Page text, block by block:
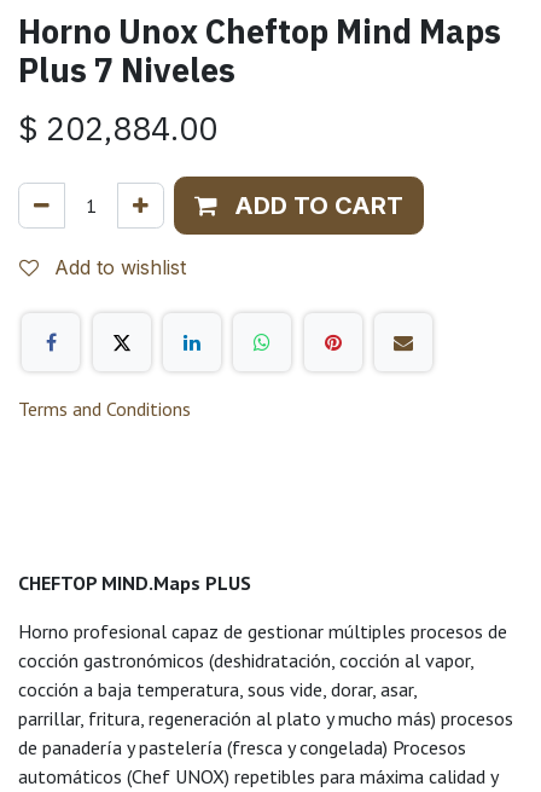
Horno Unox Cheftop Mind Maps
Plus 7 Niveles
$ 202,884.00
ADD TO CART
Add to wishlist
Terms and Conditions
CHEFTOP MIND.Maps PLUS
Horno profesional capaz de gestionar múltiples procesos de
cocción gastronómicos (deshidratación, cocción al vapor,
cocción a baja temperatura, sous vide, dorar, asar,
parrillar, fritura, regeneración al plato y mucho más) procesos
de panadería y pastelería (fresca y congelada) Procesos
automáticos (Chef UNOX) repetibles para máxima calidad y